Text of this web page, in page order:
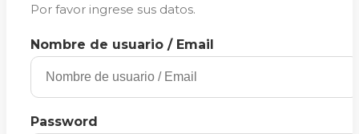
Por favor ingrese sus datos.
Nombre de usuario / Email
Password